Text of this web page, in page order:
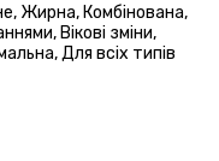
Жирна, Комбінована,
Вікові зміни,
Для всіх типів